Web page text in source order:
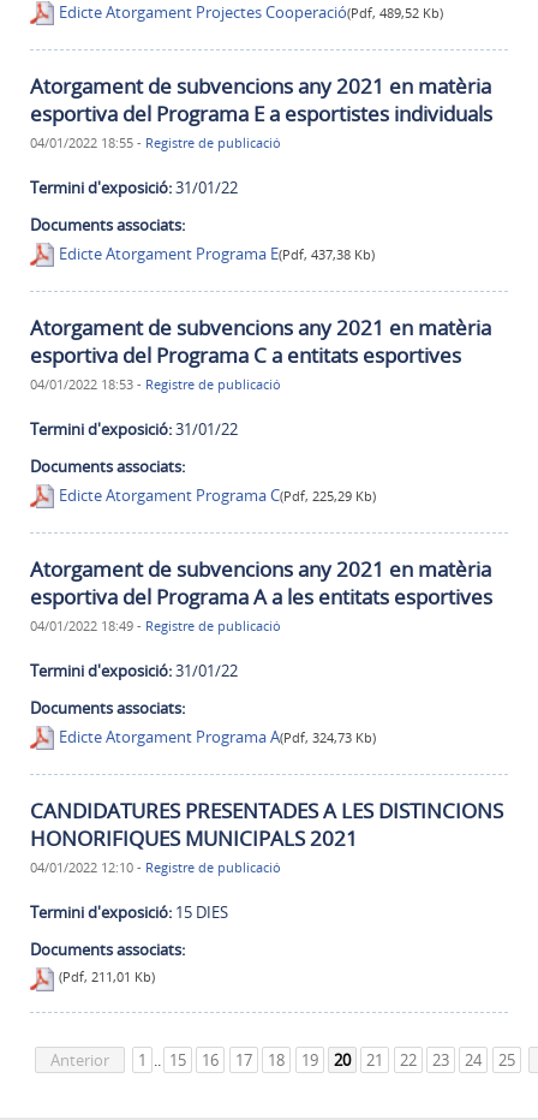
Edicte Atorgament Projectes Cooperació(Pdf, 489,52 Kb)
Atorgament de subvencions any 2021 en matèria
esportiva del Programa E a esportistes individuals
04/01/2022 18:55 - Registre de publicació
Termini d'exposició:31/01/22
Documents associats:
Edicte Atorgament Programa E(Pdf, 437,38 Kb)
Atorgament de subvencions any 2021 en matèria
esportiva del Programa C a entitats esportives
04/01/2022 18:53 - Registre de publicació
Termini d'exposició:31/01/22
Documents associats:
Edicte Atorgament Programa C(Pdf, 225,29 Kb)
Atorgament de subvencions any 2021 en matèria
esportiva del Programa A a les entitats esportives
04/01/2022 18:49 - Registre de publicació
Termini d'exposició:31/01/22
Documents associats:
Edicte Atorgament Programa A(Pdf, 324,73 Kb)
CANDIDATURES PRESENTADES A LES DISTINCIONS
HONORIFIQUES MUNICIPALS 2021
04/01/2022 12:10 - Registre de publicació
Termini d'exposició: 15 DIES
Documents associats:
(Pdf, 211,01 Kb)
Anterior 1 .. 15 16 17 18 19 20 21 22 23 24 25